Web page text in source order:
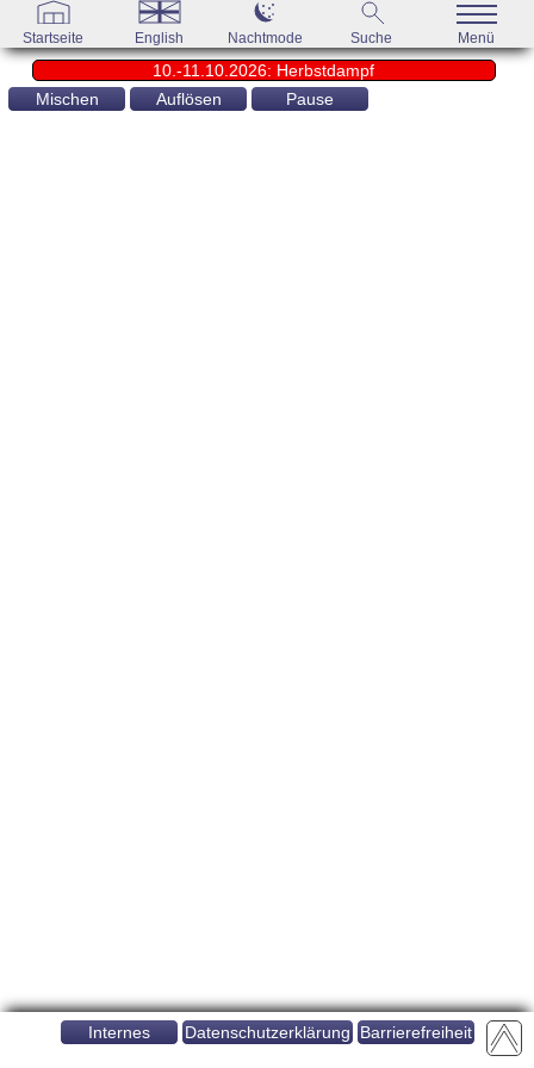
Startseite English Nachtmode Suche Menü
10.-11.10.2026: Herbstdampf
Mischen
Auflösen Pause
Internes Datenschutzerklärung Barrierefreiheit